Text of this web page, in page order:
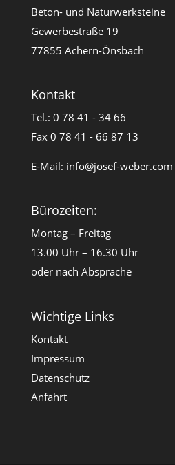
Beton- und Naturwerksteine
Gewerbestraße 19
77855 Achern-Önsbach
Kontakt
Tel.: 0 78 41 - 34 66
Fax 0 78 41 - 66 87 13
E-Mail: info@josef-weber.com
Bürozeiten:
Montag – Freitag
13.00 Uhr – 16.30 Uhr
oder nach Absprache
Wichtige Links
Kontakt
Impressum
Datenschutz
Anfahrt